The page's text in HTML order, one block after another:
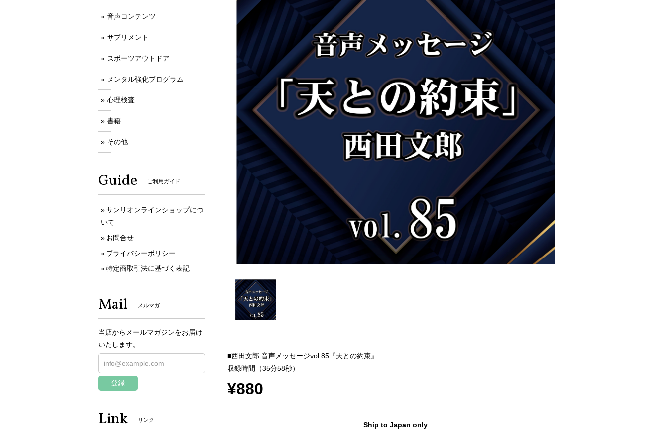
■西田文郎 音声メッセージvol.85『天との約束』
収録時間（35分58秒）
¥880
Ship to Japan only
音声コンテンツ
サプリメント
スポーツアウトドア
メンタル強化プログラム
心理検査
書籍
その他
Guide ご利用ガイド
サンリオンラインショップにつ
いて
お問合せ
プライバシーポリシー
特定商取引法に基づく表記
Mail メルマガ
当店からメールマガジンをお届け
いたします。
登録
Link リンク